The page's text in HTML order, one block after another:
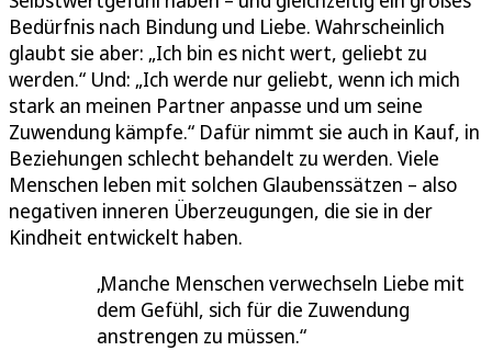
Bedürfnis nach Bindung und Liebe. Wahrscheinlich
glaubt sie aber: „Ich bin es nicht wert, geliebt zu
werden.“ Und: „Ich werde nur geliebt, wenn ich mich
stark an meinen Partner anpasse und um seine
Zuwendung kämpfe.“ Dafür nimmt sie auch in Kauf, in
Beziehungen schlecht behandelt zu werden. Viele
Menschen leben mit solchen Glaubenssätzen – also
negativen inneren Überzeugungen, die sie in der
Kindheit entwickelt haben.
Manche Menschen verwechseln Liebe mit
dem Gefühl, sich für die Zuwendung
anstrengen zu müssen.